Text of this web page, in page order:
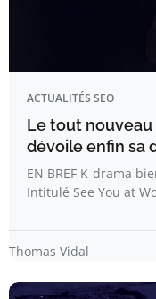
ACTUALITÉS SEO
Le tout nouveau
dévoile enfin sa
EN BREF K-drama
Intitulé See You at
Thomas Vidal